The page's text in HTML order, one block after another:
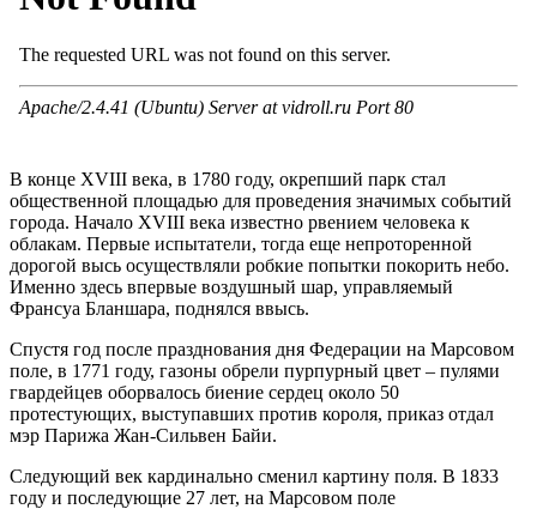
В конце XVIII века, в 1780 году, окрепший парк стал
общественной площадью для проведения значимых событий
города. Начало XVIII века известно рвением человека к
облакам. Первые испытатели, тогда еще непроторенной
дорогой высь осуществляли робкие попытки покорить небо.
Именно здесь впервые воздушный шар, управляемый
Франсуа Бланшара, поднялся ввысь.
Спустя год после празднования дня Федерации на Марсовом
поле, в 1771 году, газоны обрели пурпурный цвет – пулями
гвардейцев оборвалось биение сердец около 50
протестующих, выступавших против короля, приказ отдал
мэр Парижа Жан-Сильвен Байи.
Следующий век кардинально сменил картину поля. В 1833
году и последующие 27 лет, на Марсовом поле